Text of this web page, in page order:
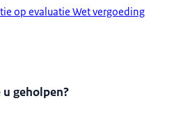
op evaluatie Wet vergoeding
geholpen?